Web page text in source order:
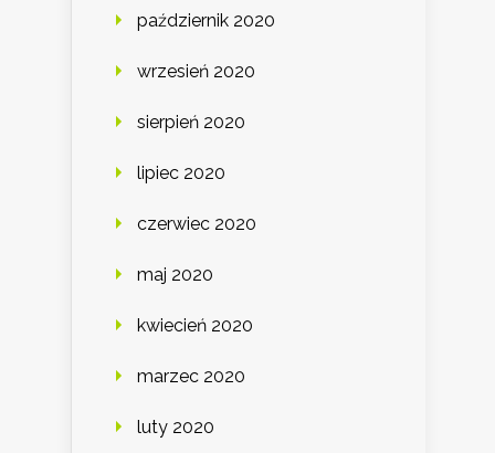
październik 2020
wrzesień 2020
sierpień 2020
lipiec 2020
czerwiec 2020
maj 2020
kwiecień 2020
marzec 2020
luty 2020